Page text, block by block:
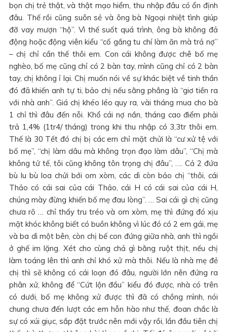
bọn chị trẻ thật, và thật mạo hiểm, thu nhập đâu có ổn định
đâu. Thế rồi cũng suôn sẻ và ông bà Ngoại nhiệt tình giúp
đỡ vay mượn “hộ”. Vì thế suốt quá trình, ông bà không đả
động hoặc động viên kiểu “cố gắng tu chí làm ăn mà trả nợ”
– chị chỉ cần thế thôi em. Con cái không được chê bố mẹ
nghèo, bố mẹ cũng chỉ có 2 bàn tay, mình cũng chỉ có 2 bàn
tay, chị không ỉ lại. Chị muốn nói về sự khác biệt về tinh thần
đó đã khiến anh tự ti, bảo chị nếu sằng phẳng là “giơ tiền ra
với nhà anh”. Giá chị khéo léo quy ra, vài tháng mua cho bà
1 chỉ thì đâu đến nỗi. Khổ cái nợ nần, tháng cao điểm phải
trả 1,4% (1tr4/ tháng) trong khi thu nhập có 3,3tr thôi em.
Thế là 30 Tết đó chị bị các em chỉ mặt chửi là “cư xử tệ với
bố mẹ”, “chị làm dâu mà không trọn đạo làm dâu”, “Chị mà
không tử tế, tôi cũng không tôn trọng chị đâu”, …. Cả 2 đứa
bù lu bù loa chửi bới om xòm, các dì còn bảo chị “thôi, cái
Thảo có cái sai của cái Thảo, cái H có cái sai của cái H,
chúng mày đừng khiến bố mẹ đau lòng”. … Sai cái gì chị cũng
chưa rõ … chỉ thấy tru tréo và om xòm, mẹ thì đứng đó xịu
mặt khóc không biết có buồn không vì lúc đó có 2 em gái, mẹ
và ba dì một bên, còn chị bế con đứng giữa nhà, anh thì ngồi
ở ghế im lặng. Xét cho cùng chả gì bằng ruột thịt, nếu chị
làm toáng lên thì anh chỉ khó xử mà thôi. Nếu là nhà mẹ đẻ
chị thì sẽ không có cái loạn đó đâu, người lớn nên đứng ra
phân xử, không để “Cứt lộn đầu” kiểu đó được, nhà có trên
có dưới, bố mẹ không xử được thì đã có chồng mình, nói
chung chưa đến lượt các em hỗn hào như thế, đoan chắc là
sự có xúi giục, sắp đặt trước nên mới vậy rồi, lần đầu tiên chị